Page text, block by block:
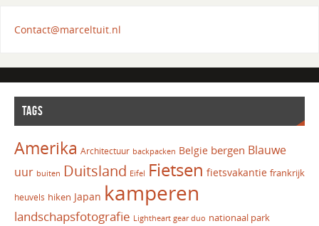
Contact@marceltuit.nl
TAGS
Amerika Architectuur backpacken Belgie bergen Blauwe
uur buiten Duitsland Eifel Fietsen fietsvakantie frankrijk
heuvels hiken Japan kamperen
landschapsfotografie Lightheart gear duo nationaal park